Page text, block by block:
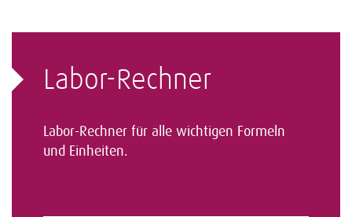
Labor-Rechner
Labor-Rechner für alle wichtigen Formeln
und Einheiten.